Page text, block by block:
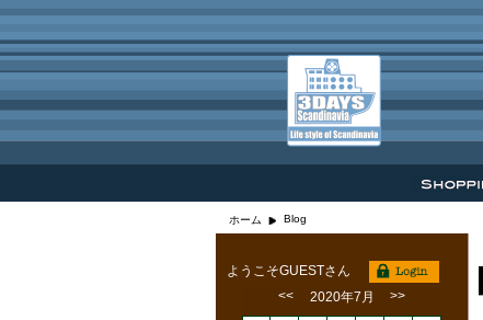
ホーム Blog
ようこそGUESTさん
<<
2020年7月 >>